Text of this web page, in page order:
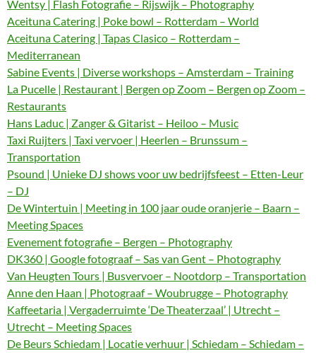
Wentsy | Flash Fotografie – Rijswijk – Photography
Aceituna Catering | Poke bowl – Rotterdam – World
Aceituna Catering | Tapas Clasico – Rotterdam –
Mediterranean
Sabine Events | Diverse workshops – Amsterdam – Training
La Pucelle | Restaurant | Bergen op Zoom – Bergen op Zoom –
Restaurants
Hans Laduc | Zanger & Gitarist – Heiloo – Music
Taxi Ruijters | Taxi vervoer | Heerlen – Brunssum –
Transportation
Psound | Unieke DJ shows voor uw bedrijfsfeest – Etten-Leur
– DJ
De Wintertuin | Meeting in 100 jaar oude oranjerie – Baarn –
Meeting Spaces
Evenement fotografie – Bergen – Photography
DK360 | Google fotograaf – Sas van Gent – Photography
Van Heugten Tours | Busvervoer – Nootdorp – Transportation
Anne den Haan | Photograaf – Woubrugge – Photography
Kaffeetaria | Vergaderruimte ‘De Theaterzaal’ | Utrecht –
Utrecht – Meeting Spaces
De Beurs Schiedam | Locatie verhuur | Schiedam – Schiedam –